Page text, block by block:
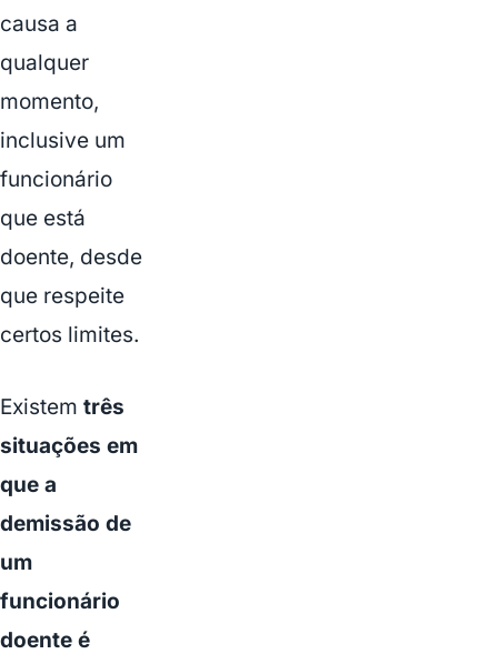
causa a
qualquer
momento,
inclusive um
funcionário
que está
doente, desde
que respeite
certos limites.
Existem três
situações em
que a
demissão de
um
funcionário
doente é